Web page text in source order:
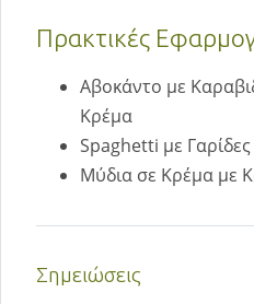
Πρακτικές
Αβοκάντο με
Κρέμα
Spaghetti με
Μύδια σε Κρέμα με
Σημειώσεις